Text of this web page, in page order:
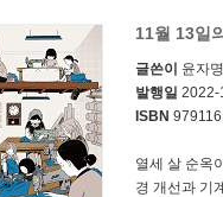
11월 13일
글쓴이 윤자
발행일
ISBN
열세 살 순옥
경 개선과 기